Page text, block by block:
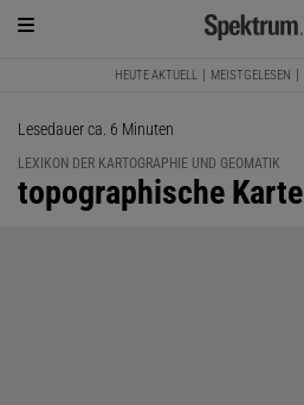
HEUTE AKTUELL MEISTGELESEN
Lesedauer ca. 6 Minuten
LEXIKON DER KARTOGRAPHIE UND GEOMATIK
:
topographische Karte